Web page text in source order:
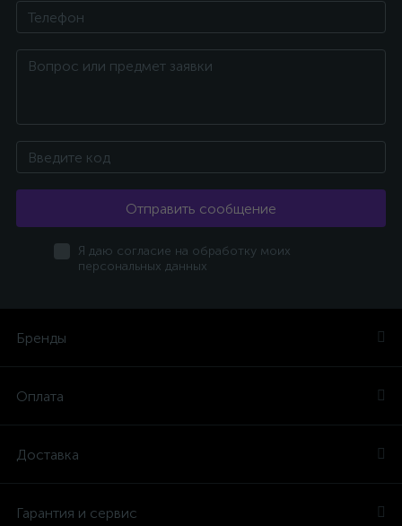
Отправить сообщение
Я даю согласие на обработку моих
персональных данных
Бренды
Оплата
Доставка
Гарантия и сервис